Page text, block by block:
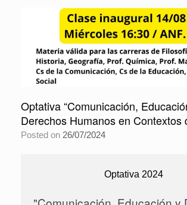
Optativa “Comunicación,
Derechos Humanos en Contextos
Posted on 26/07/2024
Optativa 2024